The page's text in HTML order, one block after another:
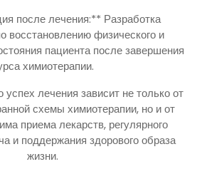
после лечения:** Разработка
восстановлению физического и
пациента после завершения
химиотерапии.
лечения зависит не только от
схемы химиотерапии, но и от
приема лекарств, регулярного
и поддержания здорового образа
жизни.